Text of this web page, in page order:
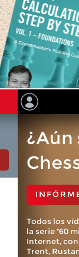
¿Aún
Todos los
la serie "60
Internet,
Trent,